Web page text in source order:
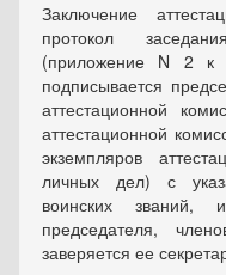
Заключение
протокол
(приложение N 2 к
подписывается
аттестационной
аттестационной
экземпляров
личных дел) с
воинских
председателя,
заверяется ее